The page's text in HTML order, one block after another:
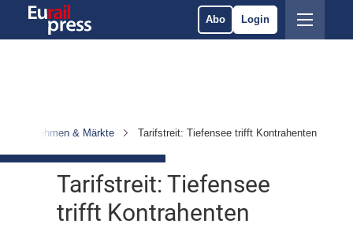
Abo Login
Unternehmen & Märkte Tarifstreit: Tiefensee trifft Kontrahenten
Tarifstreit: Tiefensee
trifft Kontrahenten